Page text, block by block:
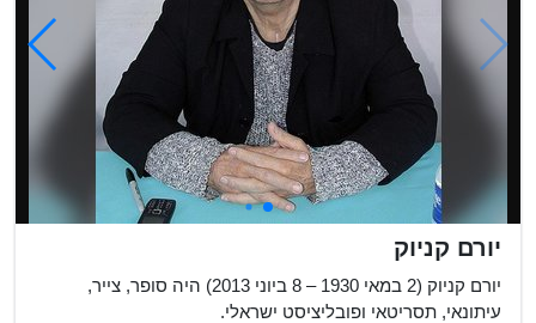
יורם קניוק
יורם קניוק (2 במאי 1930 – 8 ביוני 2013) היה סופר, צייר,
עיתונאי, תסריטאי ופובליציסט ישראלי.